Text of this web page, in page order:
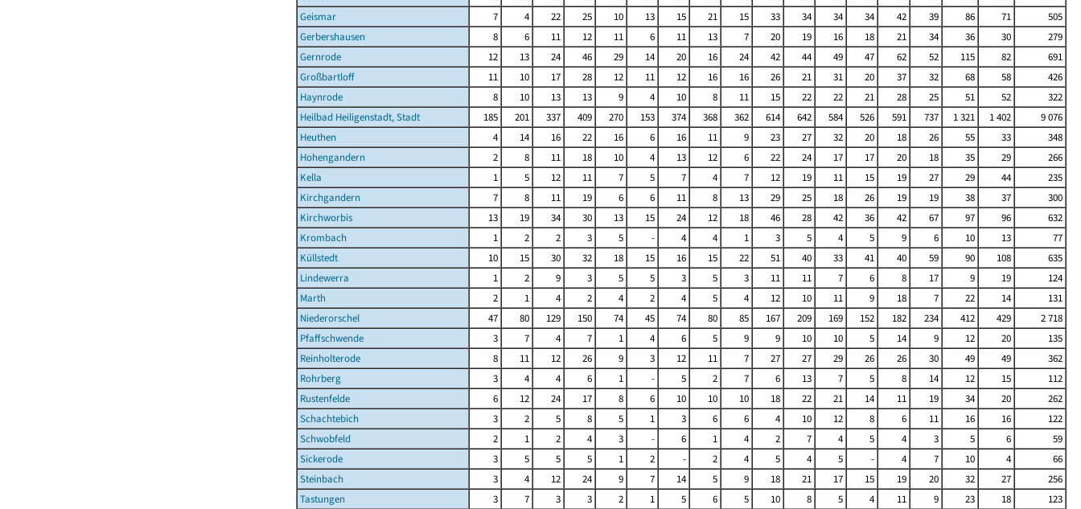
Geismar
7 4 22 25 10 13 15 21 15 33 34 34 34 42 39 86 71
505
Gerbershausen
8 6 11 12 11 6 11 13 7 20 19 16 18 21 34 36 30
279
Gernrode
12 13 24 46 29 14 20 16 24 42 44 49 47 62 52 115 82
691
Großbartloff
11 10 17 28 12 11 12 16 16 26 21 31 20 37 32 68 58
426
Haynrode
8 10 13 13 9 4 10 8 11 15 22 22 21 28 25 51 52
322
Heilbad Heiligenstadt, Stadt
185 201 337 409 270 153 374 368 362 614 642 584 526 591 737 1 321 1 402
9 076
Heuthen
4 14 16 22 16 6 16 11 9 23 27 32 20 18 26 55 33
348
Hohengandern
2 8 11 18 10 4 13 12 6 22 24 17 17 20 18 35 29
266
Kella
1 5 12 11 7 5 7 4 7 12 19 11 15 19 27 29 44
235
Kirchgandern
7 8 11 19 6 6 11 8 13 29 25 18 26 19 19 38 37
300
Kirchworbis
13 19 34 30 13 15 24 12 18 46 28 42 36 42 67 97 96
632
Krombach
1 2 2 3 5 - 4 4 1 3 5 4 5 9 6 10 13
77
Küllstedt
10 15 30 32 18 15 16 15 22 51 40 33 41 40 59 90 108
635
Lindewerra
1 2 9 3 5 5 3 5 3 11 11 7 6 8 17 9 19
124
Marth
2 1 4 2 4 2 4 5 4 12 10 11 9 18 7 22 14
131
Niederorschel
47 80 129 150 74 45 74 80 85 167 209 169 152 182 234 412 429
2 718
Pfaffschwende
3 7 4 7 1 4 6 5 9 9 10 10 5 14 9 12 20
135
Reinholterode
8 11 12 26 9 3 12 11 7 27 27 29 26 26 30 49 49
362
Rohrberg
3 4 4 6 1 - 5 2 7 6 13 7 5 8 14 12 15
112
Rustenfelde
6 12 24 17 8 6 10 10 10 18 22 21 14 11 19 34 20
262
Schachtebich
3 2 5 8 5 1 3 6 6 4 10 12 8 6 11 16 16
122
Schwobfeld
2 1 2 4 3 - 6 1 4 2 7 4 5 4 3 5 6
59
Sickerode
3 5 5 5 1 2 - 2 4 5 4 5 - 4 7 10 4
66
Steinbach
3 4 12 24 9 7 14 5 9 18 21 17 15 19 20 32 27
256
Tastungen
3 7 3 3 2 1 5 6 5 10 8 5 4 11 9 23 18
123